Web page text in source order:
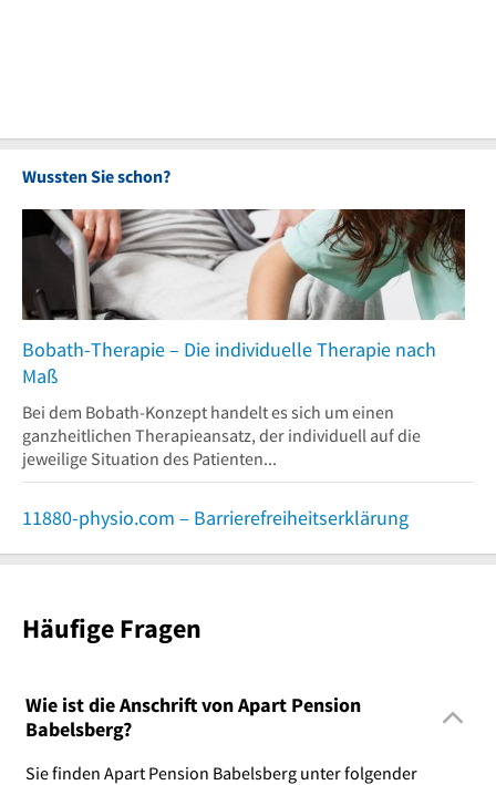
Wussten Sie schon?
Bobath-Therapie – Die individuelle Therapie nach
Maß
Bei dem Bobath-Konzept handelt es sich um einen
ganzheitlichen Therapieansatz, der individuell auf die
jeweilige Situation des Patienten...
11880-physio.com – Barrierefreiheitserklärung
Häufige Fragen
Wie ist die Anschrift von Apart Pension
Babelsberg?
Sie finden Apart Pension Babelsberg unter folgender